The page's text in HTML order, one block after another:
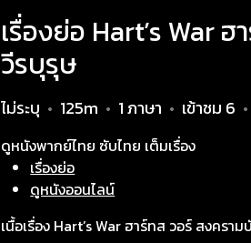
เรื่องย่อ Hart’s War
วีรบุรุษ
ไม่ระบุ • 125m • 1 ภาษา • เข้าชม 6 •
ดูหนังพากย์ไทย ซับไทย เต็มเรื่อง
เรื่องย่อ
ดูหนังออนไลน์
เนื้อเรื่อง Hart’s War ฮาร์ทส วอร์ สงคร